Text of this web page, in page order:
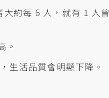
約每 6 人，就有 1 人曾
。
生活品質會明顯下降。